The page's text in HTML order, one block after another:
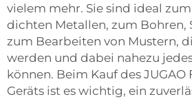
vielem mehr. Sie sind ideal
dichten Metallen, zum Bohren,
zum Bearbeiten von Mustern,
werden und dabei nahezu
können. Beim Kauf des JUGAO
Geräts ist es wichtig, ein